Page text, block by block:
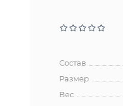
Состав
Размер
Вес